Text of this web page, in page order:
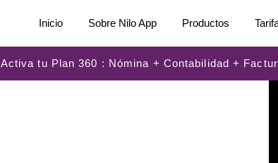
Inicio Sobre Nilo App Productos
Activa tu Plan 360 : Nómina + Contabilidad +